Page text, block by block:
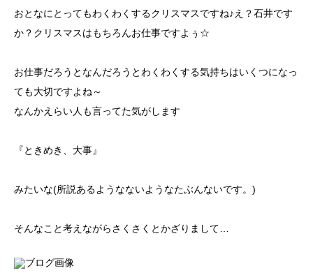
おとなにとってもわくわくするクリスマスですね♪え？石井です
か？クリスマスはもちろんお仕事ですよぅ☆
お仕事だろうとなんだろうとわくわくする気持ちはいくつになっ
ても大切ですよね～
なんかえらい人も言ってた気がします
『ときめき、大事』
みたいな(所説あるようなないようなたぶんないです。)
そんなこと考えながらさくさくとかざりまして…